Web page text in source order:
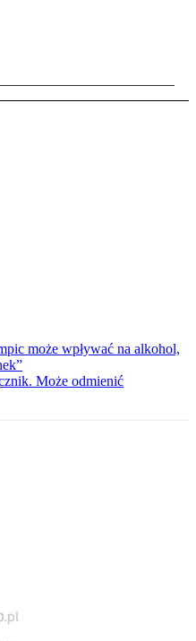
może wpływać na alkohol,
Może odmienić